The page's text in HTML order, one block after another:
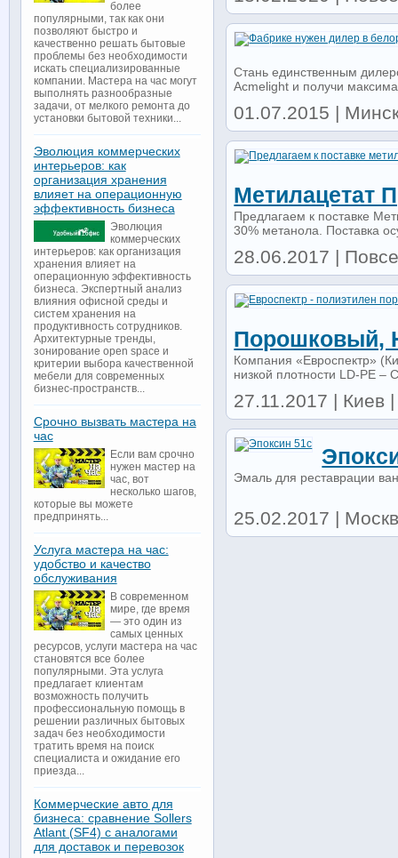
Стань единственным
Acmelight и получи
01.07.2015 |
Метилацетат
Предлагаем к поставке
30% метанола. Поставка
28.06.2017 |
Порошковый,
Компания «Евроспектр»
низкой плотности LD-PE –
27.11.2017 | Киев
Эмаль для реставрации
25.02.2017 |
более
популярными, так как они
позволяют быстро и
качественно решать бытовые
проблемы без необходимости
искать специализированные
компании. Мастера на час могут
выполнять разнообразные
задачи, от мелкого ремонта до
установки бытовой техники...
Эволюция коммерческих
интерьеров: как
организация хранения
влияет на операционную
эффективность бизнеса
Эволюция
коммерческих
интерьеров: как организация
хранения влияет на
операционную эффективность
бизнеса. Экспертный анализ
влияния офисной среды и
систем хранения на
продуктивность сотрудников.
Архитектурные тренды,
зонирование open space и
критерии выбора качественной
мебели для современных
бизнес-пространств...
Срочно вызвать мастера на
час
Если вам срочно
нужен мастер на
час, вот
несколько шагов,
которые вы можете
предпринять...
Услуга мастера на час:
удобство и качество
обслуживания
В современном
мире, где время
— это один из
самых ценных
ресурсов, услуги мастера на час
становятся все более
популярными. Эта услуга
предлагает клиентам
возможность получить
профессиональную помощь в
решении различных бытовых
задач без необходимости
тратить время на поиск
специалиста и ожидание его
приезда...
Коммерческие авто для
бизнеса: сравнение Sollers
Atlant (SF4) с аналогами
для доставок и перевозок